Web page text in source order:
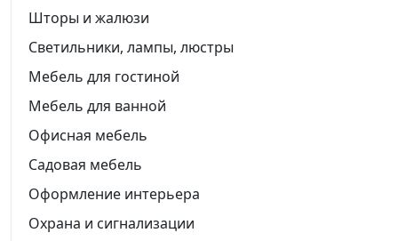
Шторы и жалюзи
Светильники, лампы, люстры
Мебель для гостиной
Мебель для ванной
Офисная мебель
Садовая мебель
Оформление интерьера
Охрана и сигнализации